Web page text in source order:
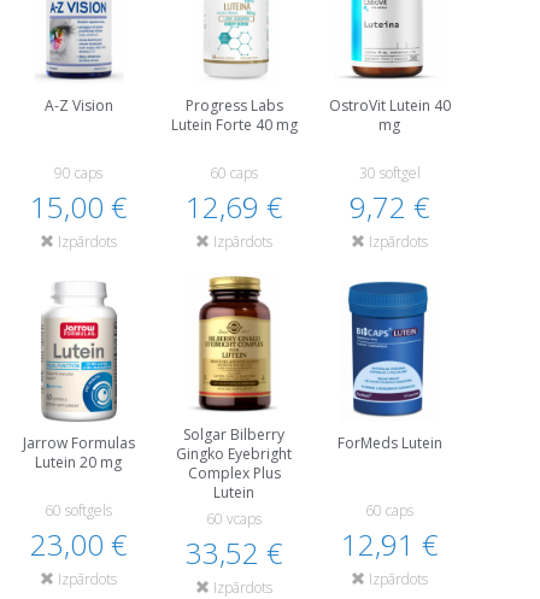
A-Z Vision
90 caps
15,00 €
Izpārdots
Progress Labs
Lutein Forte 40 mg
60 caps
12,69 €
Izpārdots
OstroVit Lutein 40
mg
30 softgel
9,72 €
Izpārdots
Jarrow Formulas
Lutein 20 mg
60 softgels
23,00 €
Izpārdots
Solgar Bilberry
Gingko Eyebright
Complex Plus
Lutein
60 vcaps
33,52 €
Izpārdots
ForMeds Lutein
60 caps
12,91 €
Izpārdots